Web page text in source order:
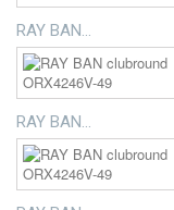
RAY BAN...
RAY BAN...